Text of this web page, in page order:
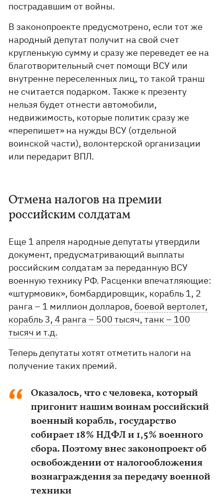
пострадавшим от войны.
В законопроекте предусмотрено, если тот же
народный депутат получит на свой счет
кругленькую сумму и сразу же переведет ее на
благотворительный счет помощи ВСУ или
внутренне переселенных лиц, то такой транш
не считается подарком. Также к презенту
нельзя будет отнести автомобили,
недвижимость, которые политик сразу же
«перепишет» на нужды ВСУ (отдельной
воинской части), волонтерской организации
или передарит ВПЛ.
Отмена налогов на премии
российским солдатам
Еще 1 апреля народные депутаты утвердили
документ, предусматривающий выплаты
российским солдатам за переданную ВСУ
военную технику РФ. Расценки впечатляющие:
«штурмовик», бомбардировщик, корабль 1, 2
ранга – 1 миллион долларов, боевой вертолет,
корабль 3, 4 ранга – 500 тысяч, танк – 100
тысяч и т.д.
Теперь депутаты хотят отметить налоги на
получение таких премий.
Оказалось, что с человека, который
пригонит нашим воинам российский
военный корабль, государство
собирает 18% НДФЛ и 1,5% военного
сбора. Поэтому внес законопроект об
освобождении от налогообложения
вознаграждения за передачу военной
техники